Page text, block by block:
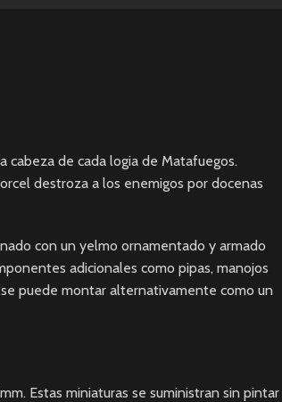
cabeza de cada logia de Matafuegos.
destroza a los enemigos por docenas
con un yelmo ornamentado y armado
adicionales como pipas, manojos
puede montar alternativamente como un
Estas miniaturas se suministran sin pintar